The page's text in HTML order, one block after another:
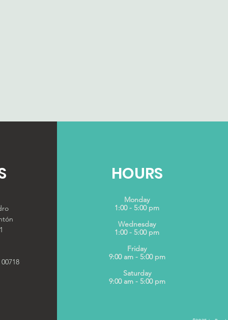
HOURS
Monday
1:00 - 5:00 pm
Wednesday
1:00 - 5:00 pm
Friday
9:00 am - 5:00 pm
Saturday
9:00 am - 5:00 pm